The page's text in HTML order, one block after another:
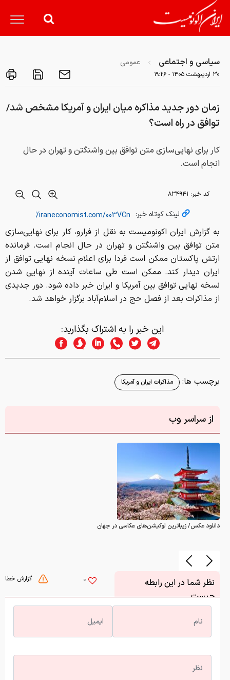
سیاسی و اجتماعی عمومی
۳۰ ارديبهشت ۱۴۰۵ - ۱۹:۲۶
زمان دور جدید مذاکره میان ایران و آمریکا مشخص شد/
توافق در راه است؟
کار برای نهایی‌سازی متن توافق بین واشنگتن و تهران در حال
انجام است.
کد خبر: ۸۳۴۹۴۱
لینک کوتاه خبر:
به گزارش ایران اکونومیست به نقل از فرارو، کار برای نهایی‌سازی
متن توافق بین واشنگتن و تهران در حال انجام است. فرمانده
ارتش پاکستان ممکن است فردا برای اعلام نسخه نهایی توافق از
ایران دیدار کند. ممکن است طی ساعات آینده از نهایی شدن
نسخه نهایی توافق بین آمریکا و ایران خبر داده شود. دور جدیدی
از مذاکرات بعد از فصل حج در اسلام‌آباد برگزار خواهد شد.
این خبر را به اشتراک بگذارید:
برچسب ها: مذاکرات ایران و آمریکا
از سراسر وب
دانلود عکس/ زیباترین لوکیشن‌های عکاسی در جهان
گزارش خطا 0
نظر شما در این رابطه
چیست